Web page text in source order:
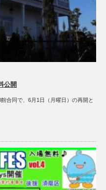
公開
合同で、6月1日（月曜日）の再開と